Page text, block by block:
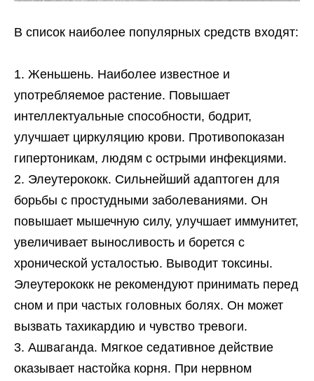
В список наиболее популярных средств входят:
Женьшень. Наиболее известное и
употребляемое растение. Повышает
интеллектуальные способности, бодрит,
улучшает циркуляцию крови. Противопоказан
гипертоникам, людям с острыми инфекциями.
Элеутерококк. Сильнейший адаптоген для
борьбы с простудными заболеваниями. Он
повышает мышечную силу, улучшает иммунитет,
увеличивает выносливость и борется с
хронической усталостью. Выводит токсины.
Элеутерококк не рекомендуют принимать перед
сном и при частых головных болях. Он может
вызвать тахикардию и чувство тревоги.
Ашваганда. Мягкое седативное действие
оказывает настойка корня. При нервном